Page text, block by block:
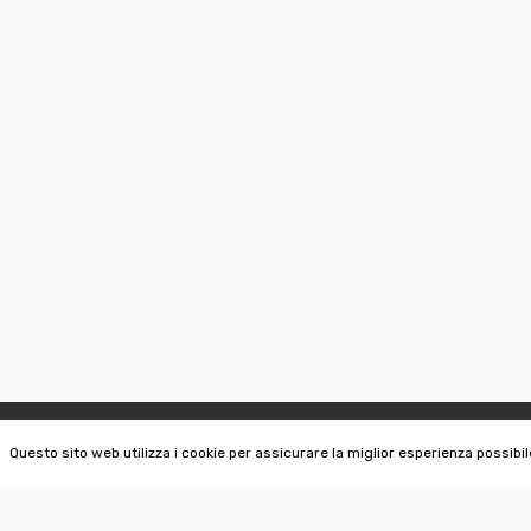
AUER OTHMAR | BONSAI IN BRIXEN
Questo sito web utilizza i cookie per assicurare la miglior esperienza